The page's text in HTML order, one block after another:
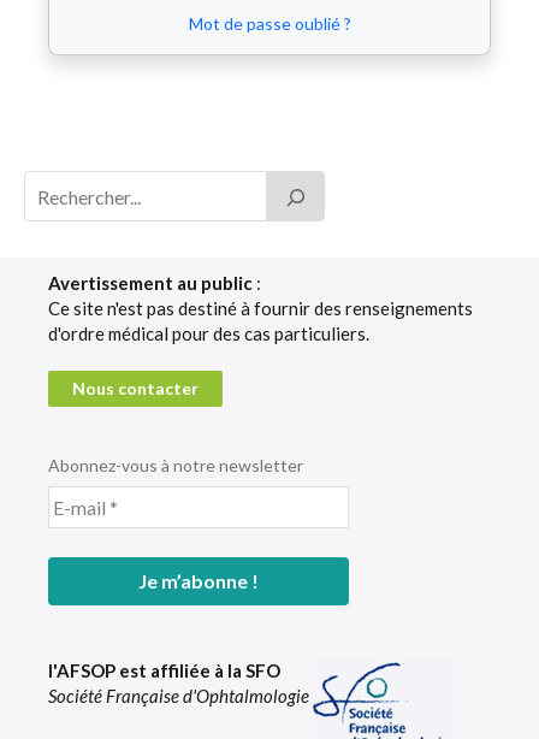
Mot de passe oublié ?
Avertissement au public :
Ce site n'est pas destiné à fournir des renseignements
d'ordre médical pour des cas particuliers.
Nous contacter
Abonnez-vous à notre newsletter
l'AFSOP est affiliée à la SFO
Société Française d'Ophtalmologie